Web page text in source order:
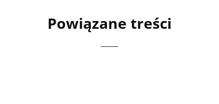
Powiązane treści